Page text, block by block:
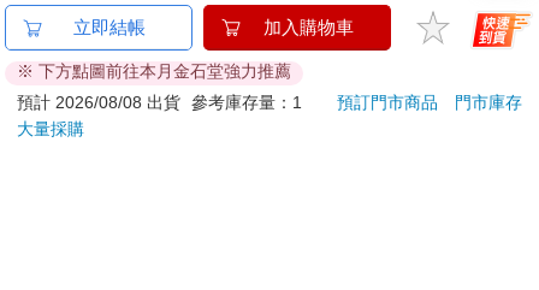
已拆封之個人衛生用品。（如：內衣褲、刮鬍刀、除毛
刀…等）
若非上列種類商品，均享有到貨7天的猶豫期（含例假
日）。
辦理退換貨時，商品（組合商品恕無法接受單獨退貨）必須
立即結帳 加入購物車
※ 下方點圖前往本月金石堂強力推薦
預計 2026/08/08 出貨 參考庫存量：1 預訂門市商品
門市庫存
大量採購